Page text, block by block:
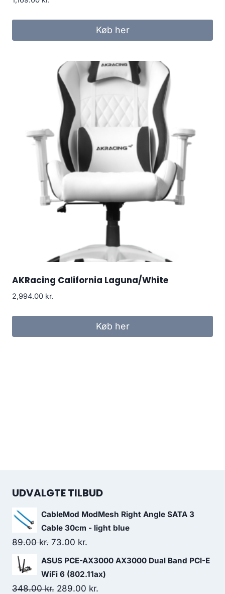
Køb her
AKRacing California Laguna/White
2,994.00 kr.
Køb her
UDVALGTE TILBUD
CableMod ModMesh Right Angle SATA 3
Cable 30cm - light blue
89.00kr. Original
price
was:
89.00 kr..
73.00 kr.
price
is:
73.00 kr..
ASUS PCE-AX3000 AX3000 Dual Band PCI-E
WiFi 6 (802.11ax)
348.00kr. Original
289.00 kr.